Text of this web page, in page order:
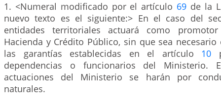
1. <Numeral modificado por el artículo 69 de la
nuevo texto es el siguiente:> En el caso del
entidades territoriales actuará como
Hacienda y Crédito Público, sin que sea
las garantías establecidas en el artículo 10
dependencias o funcionarios del Ministerio.
actuaciones del Ministerio se harán por
naturales.